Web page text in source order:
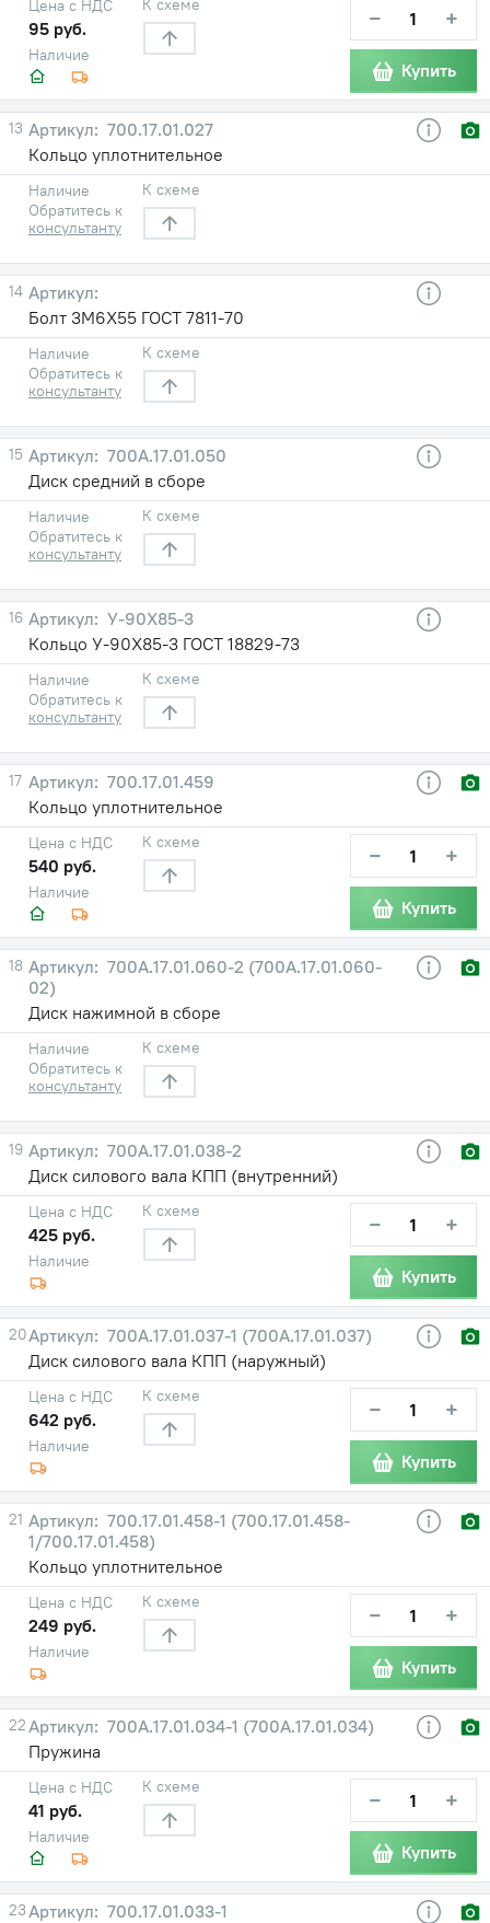
Наличие
Цена с НДС
95 руб.
К схеме − +
Купить
13
700.17.01.027
Кольцо уплотнительное
Наличие
Обратитесь к
консультанту
К схеме
14
Болт 3М6Х55 ГОСТ 7811-70
Наличие
Обратитесь к
консультанту
К схеме
15
700А.17.01.050
Диск средний в сборе
Наличие
Обратитесь к
консультанту
К схеме
16
У-90X85-3
Кольцо У-90X85-3 ГОСТ 18829-73
Наличие
Обратитесь к
консультанту
К схеме
17
700.17.01.459
Кольцо уплотнительное
Наличие
Цена с НДС
540 руб.
К схеме − +
Купить
18
700А.17.01.060-2 (700А.17.01.060-
02)
Диск нажимной в сборе
Наличие
Обратитесь к
консультанту
К схеме
19
700А.17.01.038-2
Диск силового вала КПП (внутренний)
Наличие
Цена с НДС
425 руб.
К схеме − +
Купить
20
700А.17.01.037-1 (700А.17.01.037)
Диск силового вала КПП (наружный)
Наличие
Цена с НДС
642 руб.
К схеме − +
Купить
21
700.17.01.458-1 (700.17.01.458-
1/700.17.01.458)
Кольцо уплотнительное
Наличие
Цена с НДС
249 руб.
К схеме − +
Купить
22
700A.17.01.034-1 (700А.17.01.034)
Пружина
Наличие
Цена с НДС
41 руб.
К схеме − +
Купить
23
700.17.01.033-1